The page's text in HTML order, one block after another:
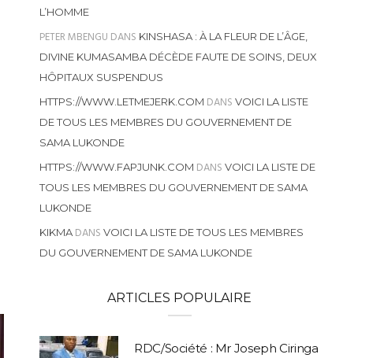
L’HOMME
PETER MBENGU DANS KINSHASA : À LA FLEUR DE L’ÂGE,
DIVINE KUMASAMBA DÉCÈDE FAUTE DE SOINS, DEUX
HÔPITAUX SUSPENDUS
HTTPS://WWW.LETMEJERK.COM DANS VOICI LA LISTE
DE TOUS LES MEMBRES DU GOUVERNEMENT DE
SAMA LUKONDE
HTTPS://WWW.FAPJUNK.COM DANS VOICI LA LISTE DE
TOUS LES MEMBRES DU GOUVERNEMENT DE SAMA
LUKONDE
KIKMA DANS VOICI LA LISTE DE TOUS LES MEMBRES
DU GOUVERNEMENT DE SAMA LUKONDE
ARTICLES POPULAIRE
RDC/Société : Mr Joseph Ciringa